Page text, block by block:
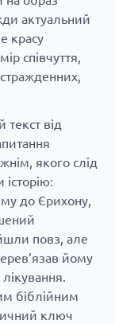
актуальний
красу
співчуття,
від
якого слід
до Єрихону,
повз, але
йому
біблійним
ключ